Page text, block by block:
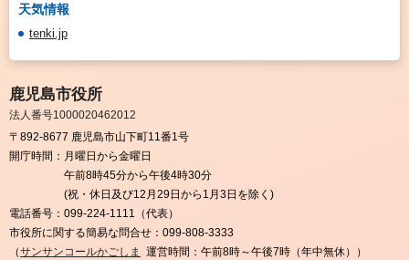
天気情報
tenki.jp
鹿児島市役所
法人番号1000020462012
〒892-8677 鹿児島市山下町11番1号
開庁時間： 月曜日から金曜日
午前8時45分から午後4時30分
(祝・休日及び12月29日から1月3日を除く)
電話番号： 099-224-1111（代表）
市役所に関する簡易な問合せ： 099-808-3333
（サンサンコールかごしま 運営時間：午前8時～午後7時（年中無休））